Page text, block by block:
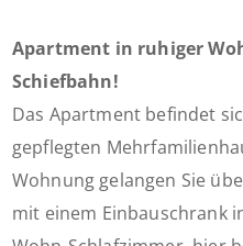
Apartment in ruhiger
Schiefbahn!
Das Apartment befindet
gepflegten
Wohnung gelangen Sie
mit einem Einbauschrank